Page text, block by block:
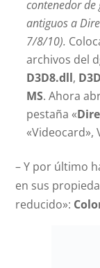
contenedor de
antiguos a
7/8/10).
archivos del
D3D8.dll,
MS. Ahora
pestaña «
«Videocard»,
– Y por último
en sus
reducido»: